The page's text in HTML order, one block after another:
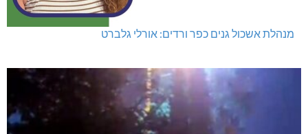
מנהלת אשכול גנים כפר ורדים: אורלי גלברט